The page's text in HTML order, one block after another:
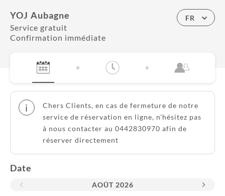
YOJ Aubagne
Service gratuit
Confirmation immédiate
FR
i
Chers Clients, en cas de fermeture de notre
service de réservation en ligne, n'hésitez pas
à nous contacter au 0442830970 afin de
réserver directement
Date
AOÛT 2026